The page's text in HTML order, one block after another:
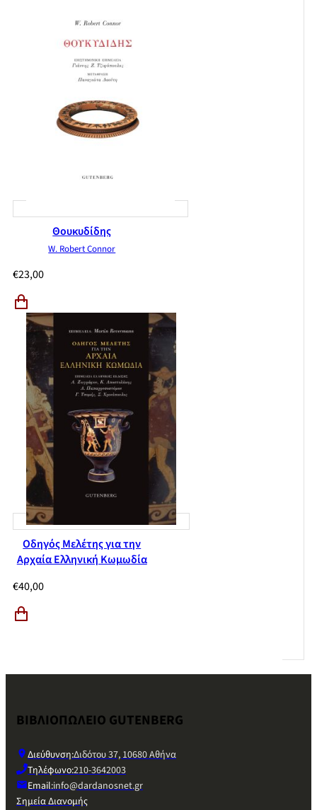
Θουκυδίδης
W. Robert Connor
€23,00
Οδηγός Μελέτης για την
Αρχαία Ελληνική Κωμωδία
€40,00
ΒΙΒΛΙΟΠΩΛΕΙΟ GUTENBERG
Διεύθυνση:Διδότου 37, 10680 Αθήνα
Τηλέφωνο:210-3642003
Email:info@dardanosnet.gr
Σημεία Διανομής